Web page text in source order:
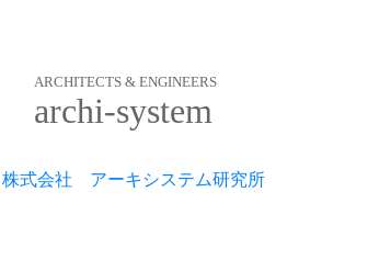
ARCHITECTS & ENGINEERS
archi-system
株式会社 アーキシステム研究所